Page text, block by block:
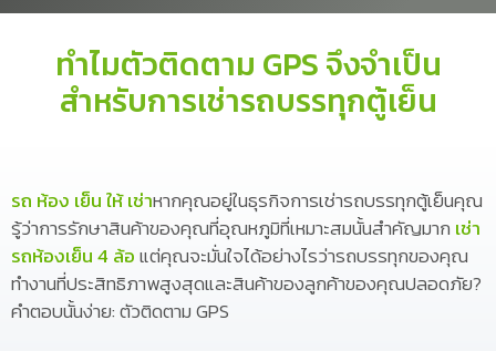
ทำไมตัวติดตาม GPS จึงจำเป็น
สำหรับการเช่ารถบรรทุกตู้เย็น
รถ ห้อง เย็น ให้ เช่าหากคุณอยู่ในธุรกิจการเช่ารถบรรทุกตู้เย็นคุณ
รู้ว่าการรักษาสินค้าของคุณที่อุณหภูมิที่เหมาะสมนั้นสำคัญมาก เช่า
รถห้องเย็น 4 ล้อแต่คุณจะมั่นใจได้อย่างไรว่ารถบรรทุกของคุณ
ทำงานที่ประสิทธิภาพสูงสุดและสินค้าของลูกค้าของคุณปลอดภัย?
คำตอบนั้นง่าย: ตัวติดตาม GPS